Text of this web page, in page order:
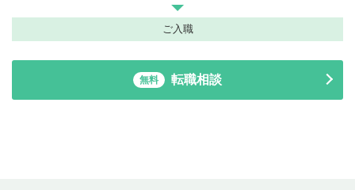
ご入職
無料 転職相談